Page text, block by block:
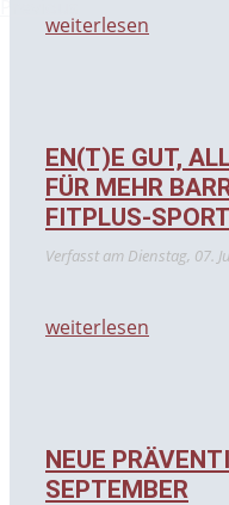
weiterlesen
EN(T)E GUT,
FÜR MEHR
FITPLUS-
Verfasst am Dienstag, 07.
weiterlesen
NEUE
SEPTEMBER